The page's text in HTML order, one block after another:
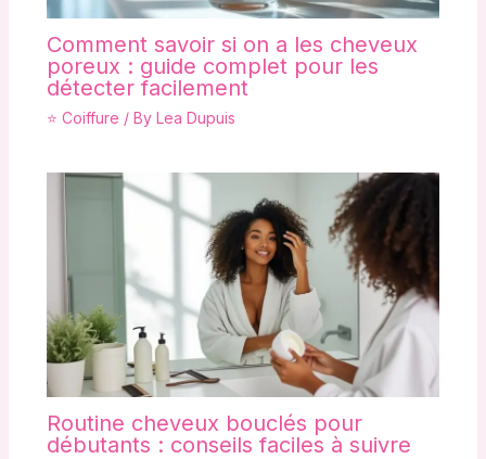
Comment savoir si on a les cheveux
poreux : guide complet pour les
détecter facilement
⭐ Coiffure / By Lea Dupuis
Routine cheveux bouclés pour
débutants : conseils faciles à suivre